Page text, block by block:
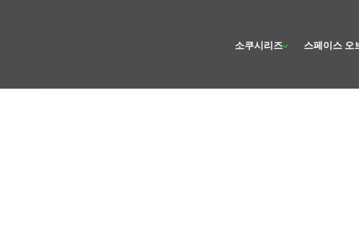
소쿠시리즈 스페이스 오